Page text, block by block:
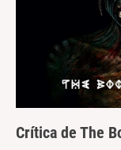
Crítica de The